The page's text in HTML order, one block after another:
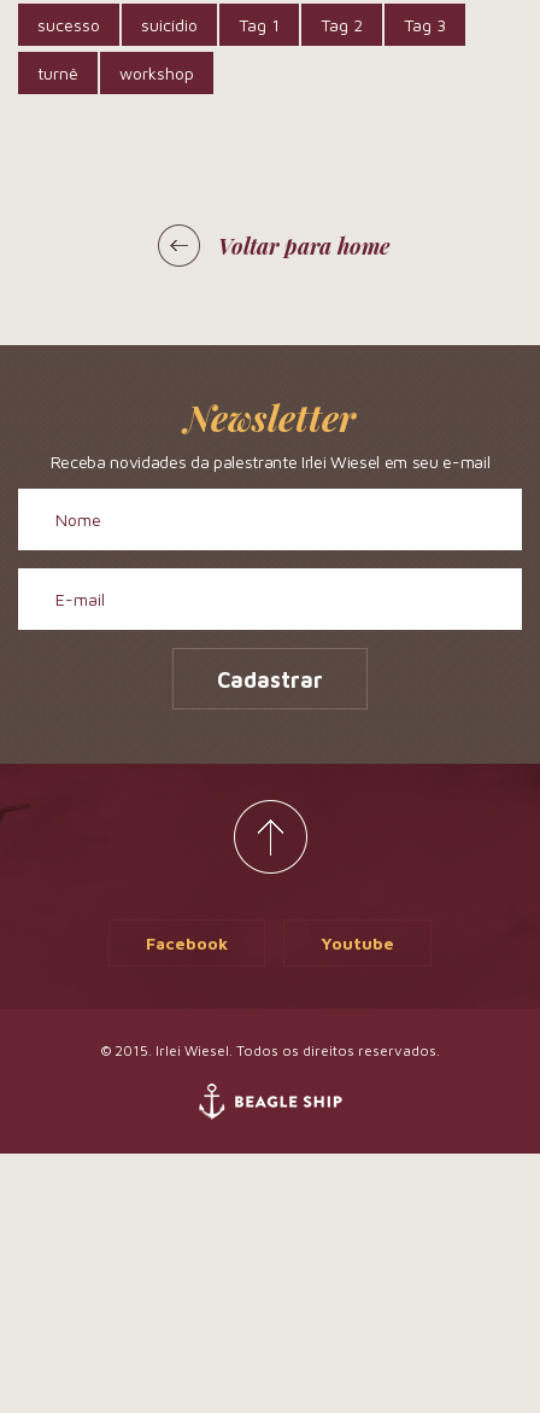
sucesso suicídio Tag 1 Tag 2 Tag 3
turnê workshop
Voltar para home
Newsletter
Receba novidades da palestrante Irlei Wiesel em seu e-mail
Cadastrar
Facebook Youtube
© 2015. Irlei Wiesel. Todos os direitos reservados.